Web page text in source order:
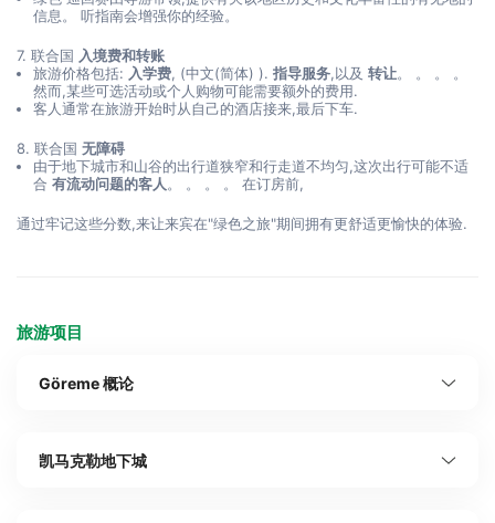
信息。 听指南会增强你的经验。
7. 联合国 入境费和转账
旅游价格包括: 入学费, (中文(简体) ). 指导服务,以及 转让。 。 。 。
然而,某些可选活动或个人购物可能需要额外的费用.
客人通常在旅游开始时从自己的酒店接来,最后下车.
8. 联合国 无障碍
由于地下城市和山谷的出行道狭窄和行走道不均匀,这次出行可能不适
合 有流动问题的客人 。 。 。 。 在订房前,
通过牢记这些分数,来让来宾在"绿色之旅"期间拥有更舒适更愉快的体验.
旅游项目
Göreme 概论
凯马克勒地下城